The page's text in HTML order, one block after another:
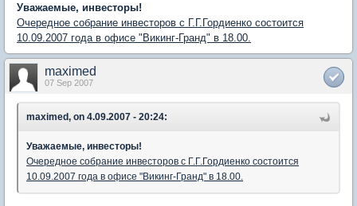
Уважаемые, инвесторы!
Очередное собрание инвесторов с Г.Г.Гордиенко состоится
10.09.2007 года в офисе "Викинг-Гранд" в 18.00.
maximed
07 Sep 2007
maximed, on 4.09.2007 - 20:24:
Уважаемые, инвесторы!
Очередное собрание инвесторов с Г.Г.Гордиенко состоится
10.09.2007 года в офисе "Викинг-Гранд" в 18.00.